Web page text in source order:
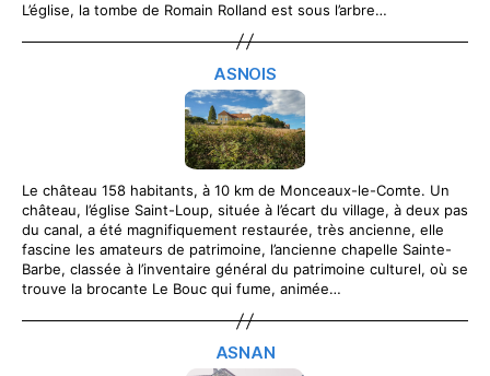
L’église, la tombe de Romain Rolland est sous l’arbre…
ASNOIS
Le château 158 habitants, à 10 km de Monceaux-le-Comte. Un
château, l’église Saint-Loup, située à l’écart du village, à deux pas
du canal, a été magnifiquement restaurée, très ancienne, elle
fascine les amateurs de patrimoine, l’ancienne chapelle Sainte-
Barbe, classée à l’inventaire général du patrimoine culturel, où se
trouve la brocante Le Bouc qui fume, animée…
ASNAN